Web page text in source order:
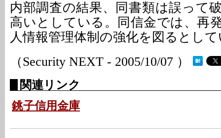
内部調査の結果、同書類は誤って
高いとしている。同信金では、再
人情報管理体制の強化を図るとし
（Security NEXT - 2005/10/07 ）
関連リンク
銚子信用金庫